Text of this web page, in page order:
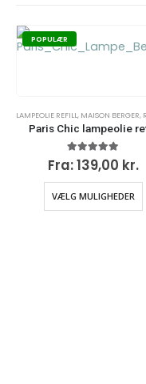
,LAMPEOLIE REFILL,
POPULÆR
LAMPEOLIE REFILL, MAISON BERGER,
Paris Chic lampeolie
5.00ud af 5
Fra:139,00 kr.
VÆLG MULIGHEDER